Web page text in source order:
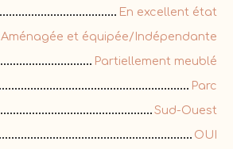
En excellent état
Aménagée et équipée/Indépendante
Partiellement meublé
Parc
Sud-Ouest
OUI